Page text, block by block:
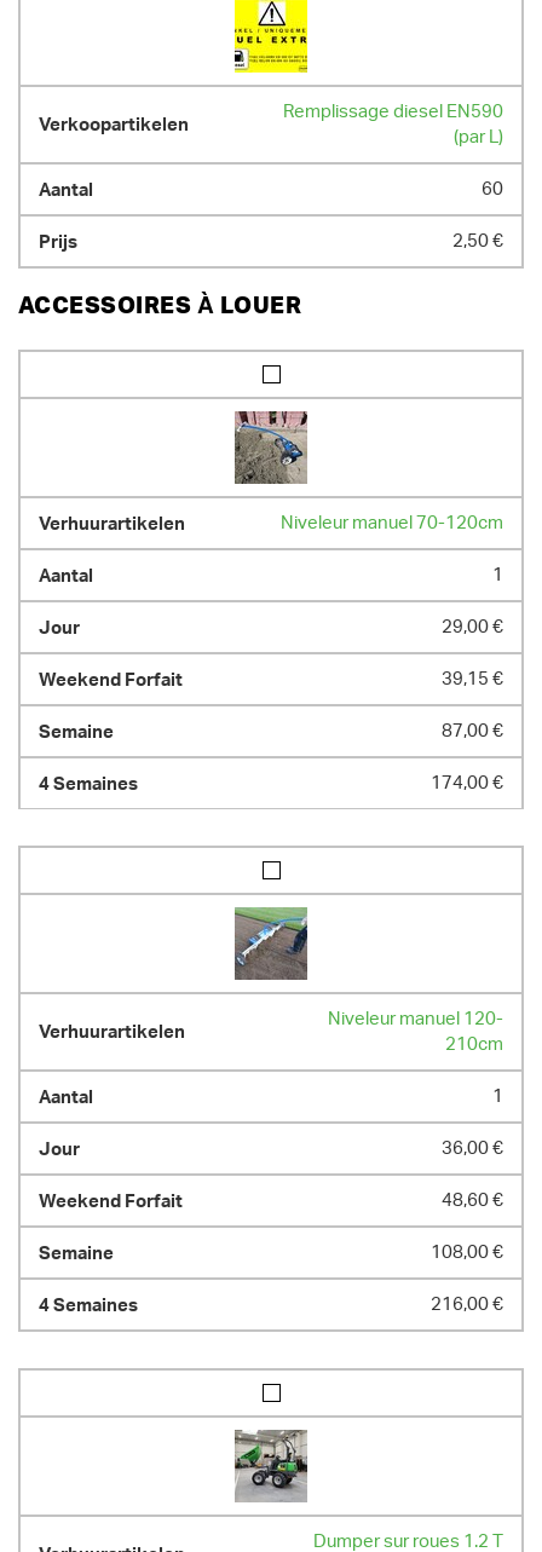
- capacité du réservoir à carburant : 45 L
- max 8 heures au compteur par jour / 10.8 heures par week-end / 40h
par semaine ; heures supplémentaires facturées au prorata
304 cm x 140 cm x 241 cm
Remplissage diesel EN590
(par L)
60
2,50 €
ACCESSOIRES À LOUER
Niveleur manuel 70-120cm
1
29,00 €
39,15 €
87,00 €
174,00 €
Niveleur manuel 120-
210cm
1
36,00 €
48,60 €
108,00 €
216,00 €
Dumper sur roues 1.2 T